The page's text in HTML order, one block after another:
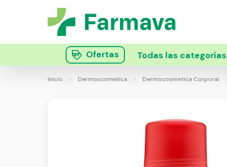
Ofertas Todas las categorías
Inicio Dermoscometica Dermocosmetica Corporal